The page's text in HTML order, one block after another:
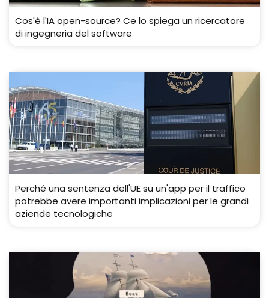
Cos'è l'IA open-source? Ce lo spiega un ricercatore
di ingegneria del software
Perché una sentenza dell'UE su un'app per il traffico
potrebbe avere importanti implicazioni per le grandi
aziende tecnologiche